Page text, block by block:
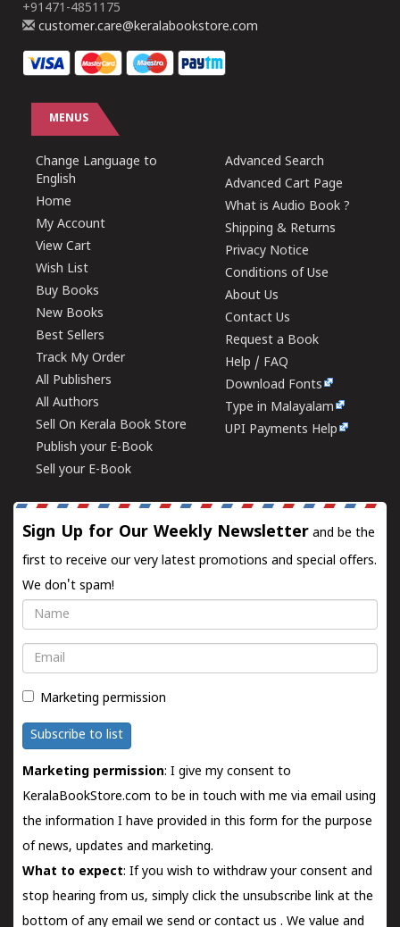
+91471-4851175
customer.care@keralabookstore.com
MENUS
Change Language to
English
Home
My Account
View Cart
Wish List
Buy Books
New Books
Best Sellers
Track My Order
All Publishers
All Authors
Sell On Kerala Book Store
Publish your E-Book
Sell your E-Book
Advanced Search
Advanced Cart Page
What is Audio Book ?
Shipping & Returns
Privacy Notice
Conditions of Use
About Us
Contact Us
Request a Book
Help / FAQ
Download Fonts
Type in Malayalam
UPI Payments Help
Sign Up for Our Weekly Newsletter and be the
first to receive our very latest promotions and special offers.
We don't spam!
Name
Email
Marketing permission
Subscribe to list
Marketing permission: I give my consent to
KeralaBookStore.com to be in touch with me via email using
the information I have provided in this form for the purpose
of news, updates and marketing.
What to expect: If you wish to withdraw your consent and
stop hearing from us, simply click the unsubscribe link at the
bottom of any email we send orcontact us . We value and